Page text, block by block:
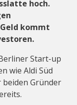
hoch.
kommt
Start-up
wie Aldi Süd
Gründer